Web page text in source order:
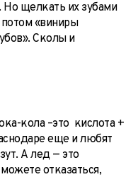
Но щелкать их зубами
потом «виниры
Сколы и
кола –это кислота +
еще и любят
А лед — это
отказаться,